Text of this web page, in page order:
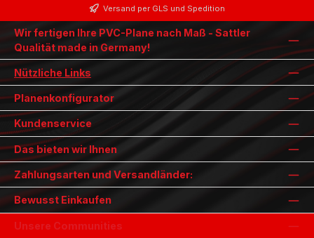
Versand per GLS und Spedition
Wir fertigen Ihre PVC-Plane nach Maß - Sattler
Qualität made in Germany!
Nützliche Links
Planenkonfigurator
Kundenservice
Das bieten wir Ihnen
Zahlungsarten und Versandländer:
Bewusst Einkaufen
Unsere Communities